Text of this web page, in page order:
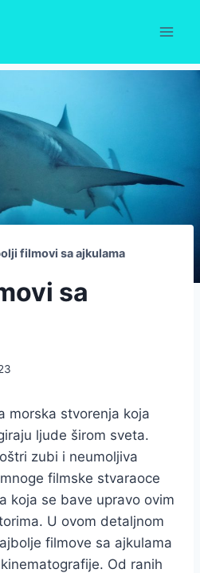
filmovi sa ajkulama
sa
morska stvorenja koja
ljude širom sveta.
zubi i neumoljiva
filmske stvaraoce
koja se bave upravo ovim
U ovom detaljnom
filmove sa ajkulama
Od ranih